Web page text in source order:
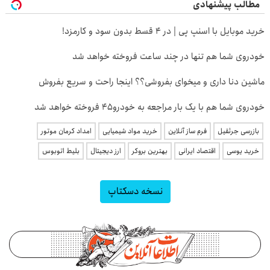
مطالب پیشنهادی
خرید موبایل با اسنپ پی | در ۴ قسط بدون سود و کارمزد!
خودروی شما هم تنها در چند ساعت فروخته خواهد شد
ماشین دنا داری و میخوای بفروشی؟؟ اینجا راحت و سریع بفروش
خودروی شما هم با یک بار مراجعه به خودرو45 فروخته خواهد شد
بازرسی جرثقیل فرم ساز آنلاین خرید مواد شیمیایی
امداد کرمان موتور
خرید یوسی
اقتصاد ایرانی بهترین بروکر ارز دیجیتال بلیط اتوبوس
نسخه دسکتاپ